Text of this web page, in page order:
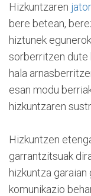
Hizkuntzaren
bere betean,
hiztunek
sorberritzen dute
hala
esan modu
hizkuntzaren
Hizkuntzen
garrantzitsuak
hizkuntza
komunikazio